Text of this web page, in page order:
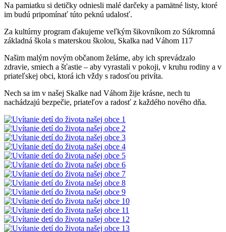
Na pamiatku si detičky odniesli malé darčeky a pamätné listy, ktoré
im budú pripomínať túto peknú udalosť.
Za kultúrny program ďakujeme veľkým šikovníkom zo Súkromná
základná škola s materskou školou, Skalka nad Váhom 117
Našim malým novým občanom želáme, aby ich sprevádzalo
zdravie, smiech a šťastie – aby vyrastali v pokoji, v kruhu rodiny a v
priateľskej obci, ktorá ich vždy s radosťou privíta.
Nech sa im v našej Skalke nad Váhom žije krásne, nech tu
nachádzajú bezpečie, priateľov a radosť z každého nového dňa.